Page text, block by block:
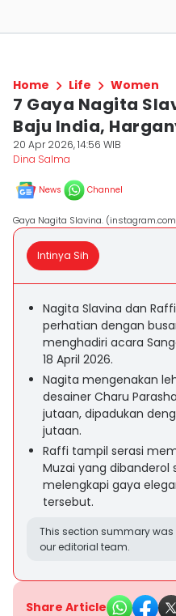
Home Life Women
7 Gaya Nagita
Baju India,
20 Apr 2026, 14:56 WIB
Dina Salma
News Channel
Gaya Nagita Slavina.
Intinya Sih
Nagita Slavina dan
perhatian dengan
menghadiri acara
18 April 2026.
Nagita mengenakan
desainer Charu
jutaan, dipadukan
jutaan.
Raffi tampil serasi
Muzai yang dibanderol
melengkapi gaya
tersebut.
This section summary
our editorial team.
Share Article